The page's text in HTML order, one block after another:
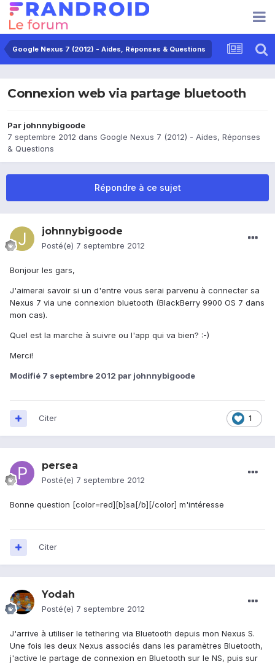
Google Nexus 7 (2012) - Aides, Réponses & Questions
Connexion web via partage bluetooth
Par johnnybigoode
7 septembre 2012 dans Google Nexus 7 (2012) - Aides, Réponses
& Questions
Répondre à ce sujet
johnnybigoode
Posté(e) 7 septembre 2012
Bonjour les gars,
J'aimerai savoir si un d'entre vous serai parvenu à connecter sa
Nexus 7 via une connexion bluetooth (BlackBerry 9900 OS 7 dans
mon cas).
Quel est la marche à suivre ou l'app qui va bien? :-)
Merci!
Modifié 7 septembre 2012 par johnnybigoode
1
Citer
persea
Posté(e) 7 septembre 2012
Bonne question [color=red][b]sa[/b][/color] m'intéresse
Citer
Yodah
Posté(e) 7 septembre 2012
J'arrive à utiliser le tethering via Bluetooth depuis mon Nexus S.
Une fois les deux Nexus associés dans les paramètres Bluetooth,
j'active le partage de connexion en Bluetooth sur le NS, puis sur